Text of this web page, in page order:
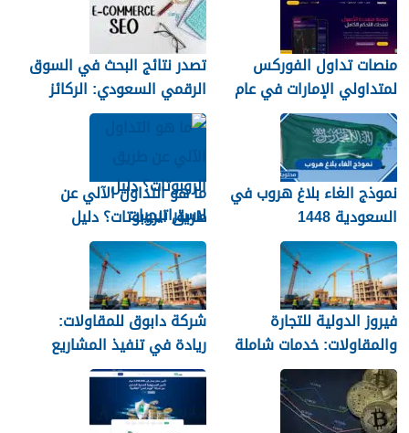
منصات تداول الفوركس
لمتداولي الإمارات في عام
2026
تصدر نتائج البحث في السوق
الرقمي السعودي: الركائز
والاستراتيجيات الفعالة
نموذج الغاء بلاغ هروب في
السعودية 1448
ما هو التداول الآلي عن
طريق الروبوتات؟ دليل
لاستراتيجيات التداول الآلي
فيروز الدولية للتجارة
والمقاولات: خدمات شاملة
في التشييد والتوريد
شركة دابوق للمقاولات:
ريادة في تنفيذ المشاريع
الإنشائية والأعمال
الهندسية